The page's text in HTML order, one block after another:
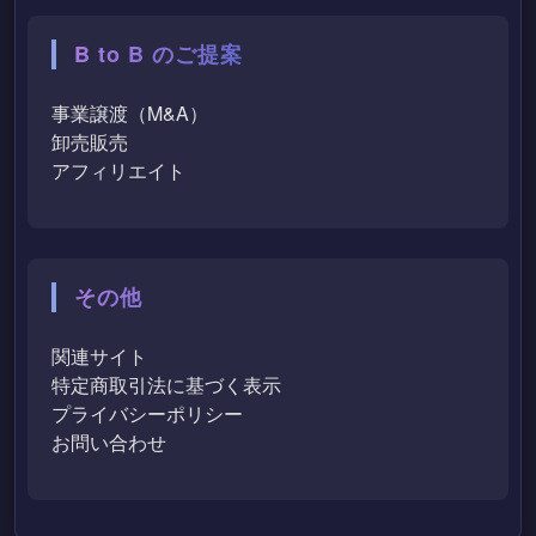
B to B のご提案
事業譲渡（M&A）
卸売販売
アフィリエイト
その他
関連サイト
特定商取引法に基づく表示
プライバシーポリシー
お問い合わせ